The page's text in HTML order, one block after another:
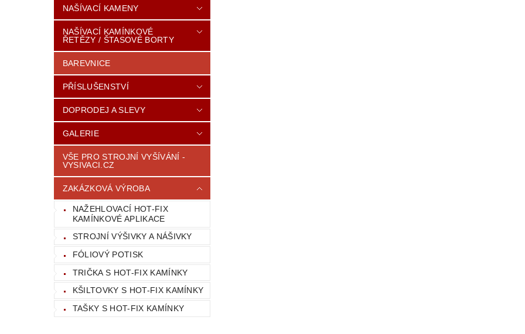
NAŠÍVACÍ KAMENY
NAŠÍVACÍ KAMÍNKOVÉ
ŘETĚZY / ŠTASOVÉ BORTY
BAREVNICE
PŘÍSLUŠENSTVÍ
DOPRODEJ A SLEVY
GALERIE
VŠE PRO STROJNÍ VYŠÍVÁNÍ -
VYSIVACI.CZ
ZAKÁZKOVÁ VÝROBA
NAŽEHLOVACÍ HOT-FIX
KAMÍNKOVÉ APLIKACE
STROJNÍ VÝŠIVKY A NÁŠIVKY
FÓLIOVÝ POTISK
TRIČKA S HOT-FIX KAMÍNKY
KŠILTOVKY S HOT-FIX KAMÍNKY
TAŠKY S HOT-FIX KAMÍNKY